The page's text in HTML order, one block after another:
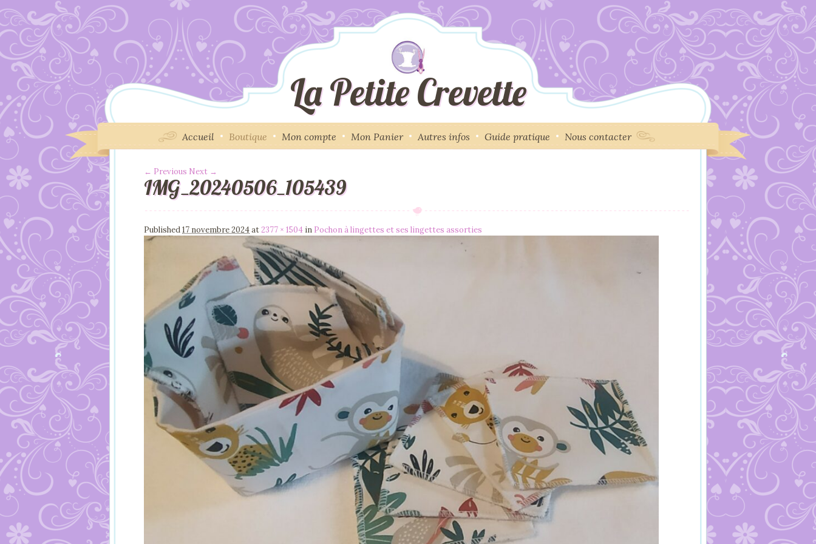
La Petite Crevette
Accueil Boutique Mon compte Mon Panier Autres infos Guide pratique Nous contacter
Image navigation
← Previous Next →
IMG_20240506_105439
Published17 novembre 2024at2377 × 1504 in Pochon à lingettes et ses lingettes assorties